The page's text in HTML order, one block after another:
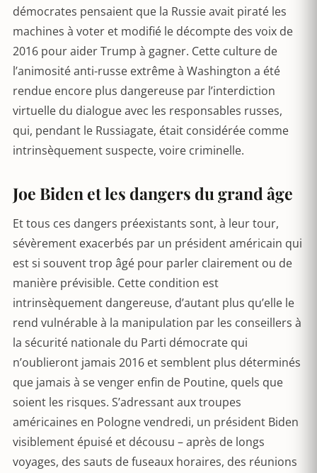
démocrates pensaient que la Russie avait piraté les
machines à voter et modifié le décompte des voix de
2016 pour aider Trump à gagner. Cette culture de
l’animosité anti-russe extrême à Washington a été
rendue encore plus dangereuse par l’interdiction
virtuelle du dialogue avec les responsables russes,
qui, pendant le Russiagate, était considérée comme
intrinsèquement suspecte, voire criminelle.
Joe Biden et les dangers du grand âge
Et tous ces dangers préexistants sont, à leur tour,
sévèrement exacerbés par un président américain qui
est si souvent trop âgé pour parler clairement ou de
manière prévisible. Cette condition est
intrinsèquement dangereuse, d’autant plus qu’elle le
rend vulnérable à la manipulation par les conseillers à
la sécurité nationale du Parti démocrate qui
n’oublieront jamais 2016 et semblent plus déterminés
que jamais à se venger enfin de Poutine, quels que
soient les risques. S’adressant aux troupes
américaines en Pologne vendredi, un président Biden
visiblement épuisé et décousu – après de longs
voyages, des sauts de fuseaux horaires, des réunions